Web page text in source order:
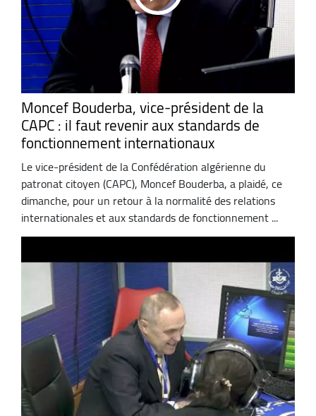
Moncef Bouderba, vice-président de la
CAPC : il faut revenir aux standards de
fonctionnement internationaux
Le vice-président de la Confédération algérienne du
patronat citoyen (CAPC), Moncef Bouderba, a plaidé, ce
dimanche, pour un retour à la normalité des relations
internationales et aux standards de fonctionnement ...